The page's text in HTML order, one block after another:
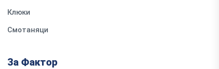
Клюки
Смотаняци
За Фактор